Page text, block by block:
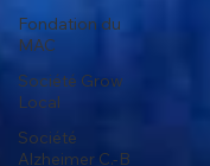
Fondation du
MAC
Société Grow
Local
Société
Alzheimer C.-B